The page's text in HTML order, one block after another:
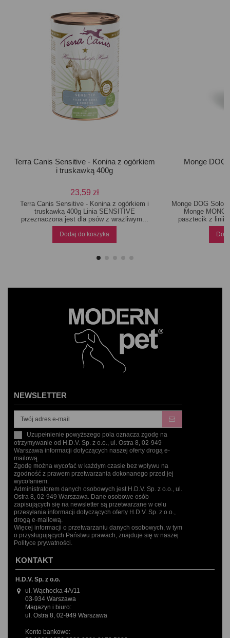
Terra Canis Sensitive - Konina z ogórkiem
i truskawką 400g
23,59 zł
Terra Canis Sensitive - Konina z ogórkiem i
truskawką 400g Linia SENSITIVE
przeznaczona jest dla psów z wrażliwym...
Dodaj do koszyka
Monge DOG
Monge DOG Solo
Monge
pasztecik z linii
NEWSLETTER
Uzupełnienie powyższego pola oznacza zgodę na
otrzymywanie od H.D.V. Sp. z o.o., ul. Ostra 8, 02-949
Warszawa informacji dotyczących naszej oferty drogą e-
mailową.
Zgodę można wycofać w każdym czasie bez wpływu na
zgodność z prawem przetwarzania dokonanego przed jej
wycofaniem.
Administratorem danych osobowych jest H.D.V. Sp. z o.o., ul.
Ostra 8, 02-949 Warszawa. Dane osobowe osób
zapisujących się na newsletter są przetwarzane w celu
przesyłania informacji dotyczących oferty H.D.V. Sp. z o.o.,
drogą e-mailową.
Więcej informacji o przetwarzaniu danych osobowych, w tym
o przysługujących Państwu prawach, znajduje się w naszej
Polityce prywatności.
KONTAKT
H.D.V. Sp. z o.o.
ul. Wąchocka 4A/11
03-934 Warszawa
Magazyn i biuro:
ul. Ostra 8, 02-949 Warszawa
Konto bankowe: